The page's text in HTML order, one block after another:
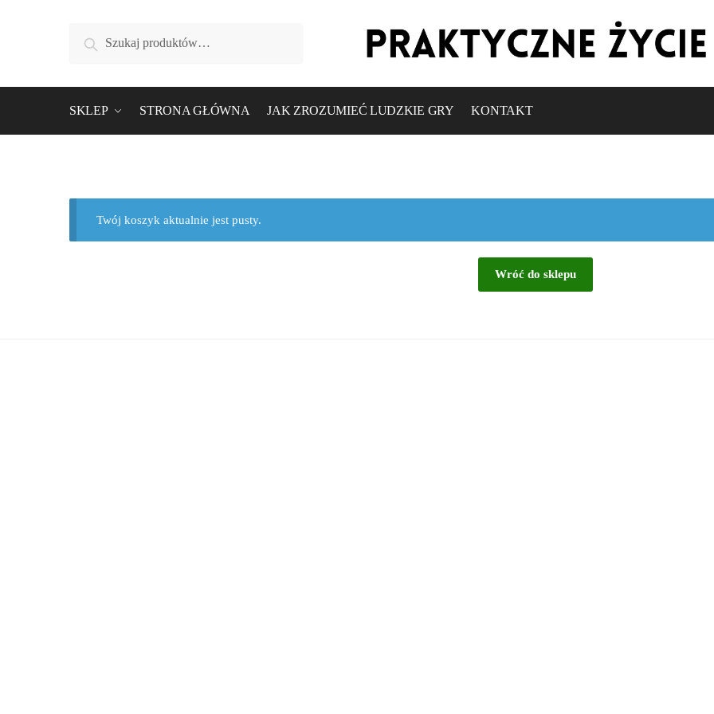
Szukaj
SKLEP STRONA GŁÓWNA JAK ZROZUMIEĆ LUDZKIE GRY KONTAKT
Twój koszyk aktualnie jest pusty.
Wróć do sklepu